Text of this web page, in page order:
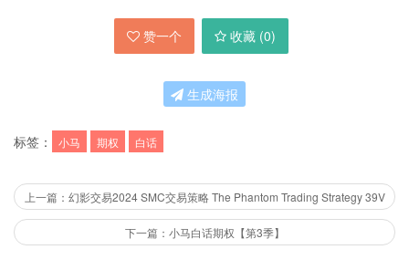
赞一个 收藏 (0)
生成海报
标签： 小马 期权 白话
上一篇：幻影交易2024 SMC交易策略 The Phantom Trading Strategy 39V
下一篇：小马白话期权【第3季】